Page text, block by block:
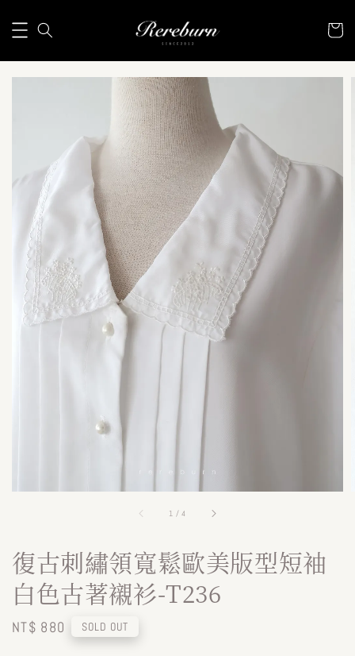
1 /4
復古刺繡領寬鬆歐美版型短袖
白色古著襯衫-T236
Regular
NT$ 880 SOLD OUT